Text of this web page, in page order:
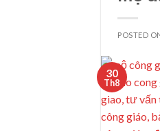
POSTED
30
Th8